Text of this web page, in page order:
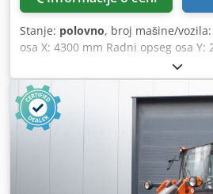
20° DIMENZIJE: Širina kašike: 812
visina: 1420 mm Radijus okretanja:
Marka motora: RATO Model: 740
Maks. snaga: 16,8 kW Maks. broj
Hlađenje: vazdušno Zapremina
goriva: benzin GUSENICE: Gumene
x broj karika): 200 x 72 x 32
Rezervoar za gorivo: 18 l
€ neto 6.545 € bruto Novo iz
Stanje: polovno, broj mašine/vozila:
osa X: 4300 mm Radni opseg osa Y:
površina: nesting sto Snaga glavnog
kontrolisanih osa: 4 ose Crjdpfox A
za bušenje: 12 Broj pozicija za alat: